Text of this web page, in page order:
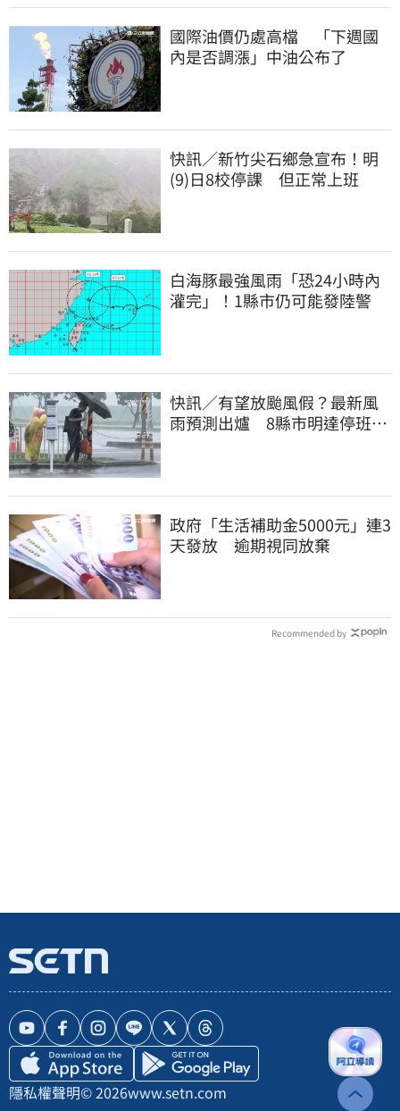
國際油價仍處高檔 「下週國
內是否調漲」中油公布了
快訊／新竹尖石鄉急宣布！明
(9)日8校停課 但正常上班
白海豚最強風雨「恐24小時內
灌完」！1縣市仍可能發陸警
快訊／有望放颱風假？最新風
雨預測出爐 8縣市明達停班停
政府「生活補助金5000元」連3
天發放 逾期視同放棄
Recommended by
隱私權聲明© 2026www.setn.com